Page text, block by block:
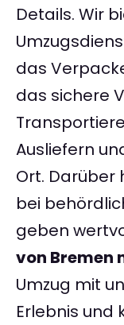
Details. Wir
das
das sichere
Ausliefern
Ort. Darüber
bei
geben
von Bremen
Umzug mit
Erlebnis und